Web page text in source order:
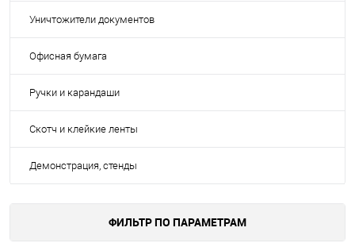
Уничтожители документов
Офисная бумага
Ручки и карандаши
Скотч и клейкие ленты
Демонстрация, стенды
ФИЛЬТР ПО ПАРАМЕТРАМ